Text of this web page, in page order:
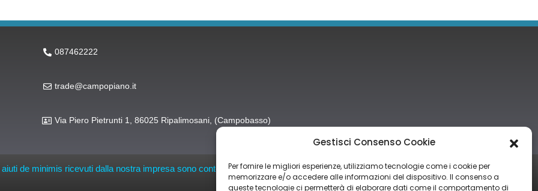
Gestisci Consenso Cookie
Per fornire le migliori esperienze, utilizziamo tecnologie come i cookie per
memorizzare e/o accedere alle informazioni del dispositivo. Il consenso a
queste tecnologie ci permetterà di elaborare dati come il comportamento di
087462222
trade@campopiano.it
Via Piero Pietrunti 1, 86025 Ripalimosani, (Campobasso)
de minimis ricevuti dalla nostra impresa sono contenuti nel Registro nazionale degli aiuti di Stato di cui all’art. 52 della L. 234/2012” e